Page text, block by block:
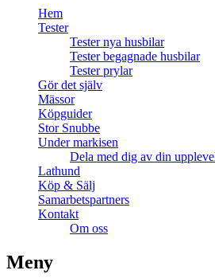
Hem
Tester
Tester nya husbilar
Tester begagnade husbilar
Tester prylar
Gör det själv
Mässor
Köpguider
Stor Snubbe
Under markisen
Dela med dig av din
Lathund
Köp & Sälj
Samarbetspartners
Kontakt
Om oss
Meny